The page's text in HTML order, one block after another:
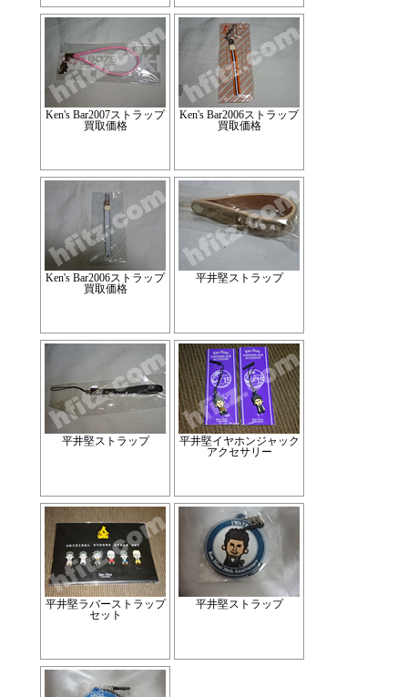
Ken's Bar2007ストラップ
買取価格
Ken's Bar2006ストラップ
買取価格
Ken's Bar2006ストラップ
買取価格
平井堅ストラップ
平井堅ストラップ
平井堅イヤホンジャック
アクセサリー
平井堅ラバーストラップ
セット
平井堅ストラップ